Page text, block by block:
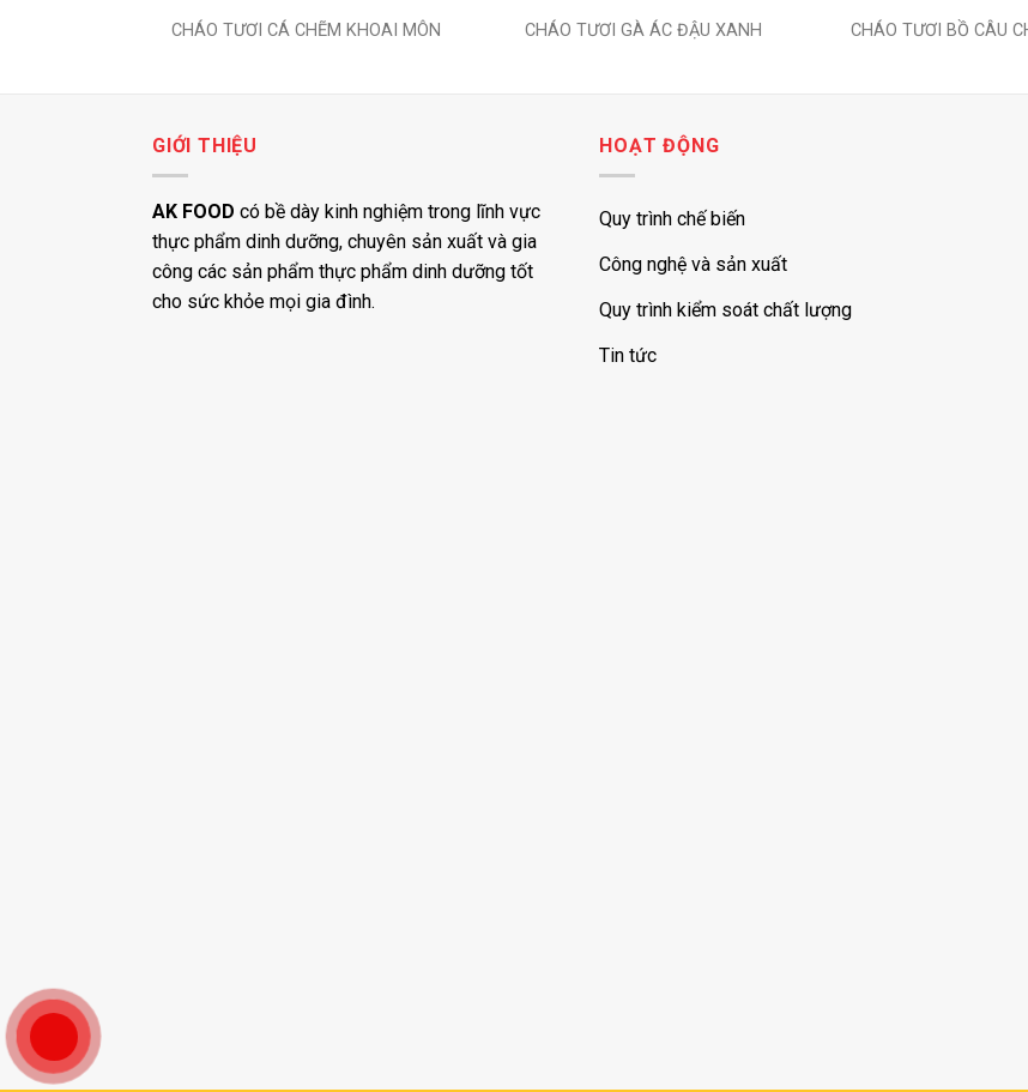
CHÁO TƯƠI CÁ CHẼM KHOAI MÔN CHÁO TƯƠI GÀ ÁC ĐẬU XANH CHÁO TƯƠI BỒ CÂU
GIỚI THIỆU
AK FOOD có bề dày kinh nghiệm trong lĩnh vực
thực phẩm dinh dưỡng, chuyên sản xuất và gia
công các sản phẩm thực phẩm dinh dưỡng tốt
cho sức khỏe mọi gia đình.
HOẠT ĐỘNG
Quy trình chế biến
Công nghệ và sản xuất
Quy trình kiểm soát chất lượng
Tin tức